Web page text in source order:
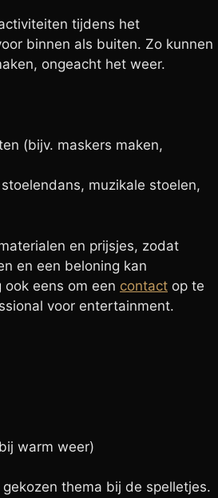
tijdens het
binnen als buiten. Zo kunnen
ongeacht het weer.
(bijv. maskers maken,
muzikale stoelen,
en prijsjes, zodat
en een beloning kan
eens om een contact op te
voor entertainment.
warm weer)
thema bij de spelletjes.